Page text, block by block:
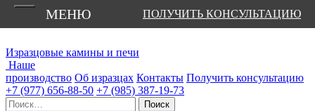
Изразцовые камины и печи
Наше
производство Об изразцах Контакты Получить консультацию
+7 (977) 656-88-50 +7 (985) 387-19-73
Найти:
МЕНЮ ПОЛУЧИТЬ КОНСУЛЬТАЦИЮ